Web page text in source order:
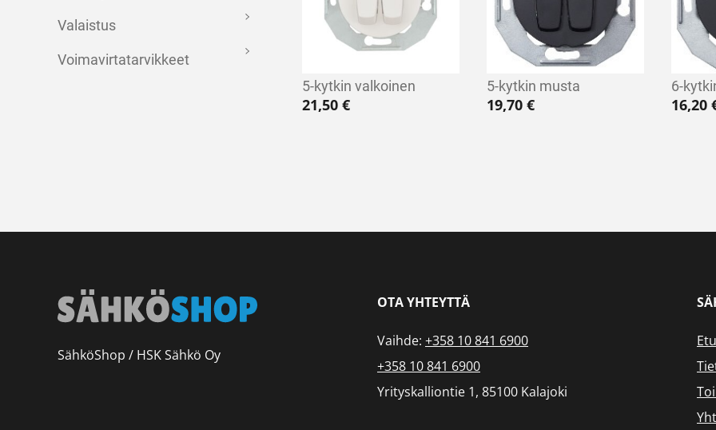
Valaistus
Voimavirtatarvikkeet
5-kytkin valkoinen
21,50 €
5-kytkin musta
19,70€
6-
16,20
SähköShop / HSK Sähkö Oy
OTA YHTEYTTÄ
Vaihde: +358 10 841 6900
+358 10 841 6900
Yrityskalliontie 1, 85100 Kalajoki